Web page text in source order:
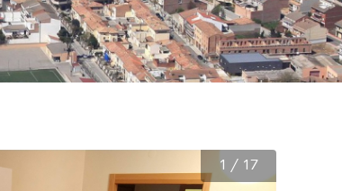
1 / 17